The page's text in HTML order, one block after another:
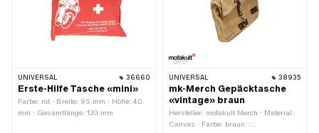
UNIVERSAL 36660
Erste-Hilfe Tasche «mini»
Farbe: rot · Breite: 95 mm · Höhe: 40
mm · Gesamtlänge: 130 mm
UNIVERSAL 38935
mk-Merch Gepäcktasche
«vintage» braun
Hersteller: mofakult Merch · Material:
Canvas · Farbe: braun ·